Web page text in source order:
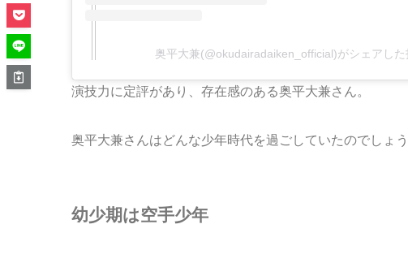
奥平大兼(@okudairadaiken_official)がシェアした
演技力に定評があり、存在感のある奥平大兼さん。
奥平大兼さんはどんな少年時代を過ごしていたのでしょ
幼少期は空手少年